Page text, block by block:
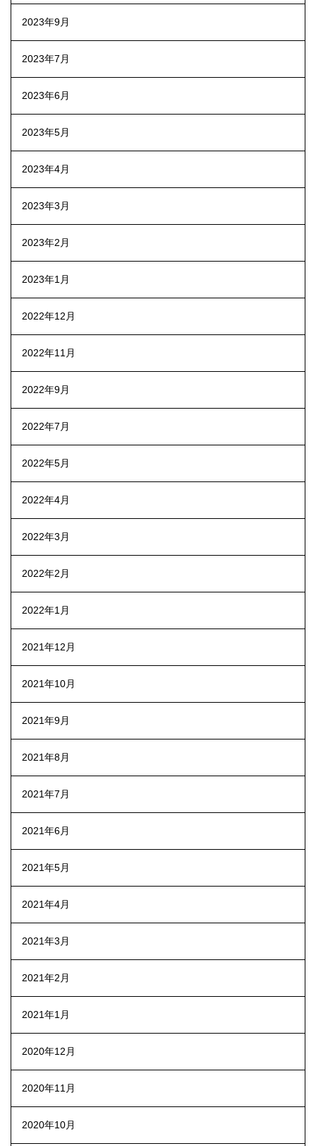
2023年9月
2023年7月
2023年6月
2023年5月
2023年4月
2023年3月
2023年2月
2023年1月
2022年12月
2022年11月
2022年9月
2022年7月
2022年5月
2022年4月
2022年3月
2022年2月
2022年1月
2021年12月
2021年10月
2021年9月
2021年8月
2021年7月
2021年6月
2021年5月
2021年4月
2021年3月
2021年2月
2021年1月
2020年12月
2020年11月
2020年10月